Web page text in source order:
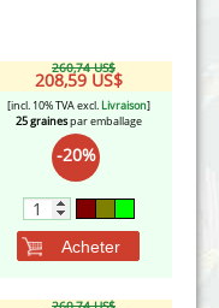
260,74 US$
208,59 US$
[incl. 10% TVA excl. Livraison]
25 grainespar emballage
-20%
Acheter